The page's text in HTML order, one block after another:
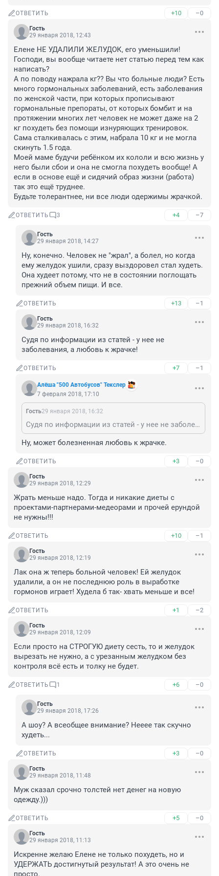
ОТВЕТИТЬ +10 –0
Гость
29 января 2018, 12:43
Елене НЕ УДАЛИЛИ ЖЕЛУДОК, его уменьшили!
Господи, вы вообще читаете нет статью перед тем как
написать?
А по поводу нажрала кг?? Вы что больные люди? Есть
много гормональных заболеваний, есть заболевания
по женской части, при которых прописывают
гормональные препораты, от которых бомбит и на
протяжении многих лет человек не может даже на 2
кг похудеть без помощи изнуряющих тренировок.
Сама сталкивалась с этим, набрала 10 кг и не могла
скинуть 1.5 года.
Моей маме будучи ребёнком их кололи и всю жизнь у
него были сбои и она не смогла похудеть вообще! А
если в основе ещё и сидячий образ жизни (работа)
так это ещё труднее.
Будьте толерантнее, ни все люди одержимы жрачкой.
ОТВЕТИТЬ 3 +4 –7
Гость
29 января 2018, 14:27
Ну, конечно. Человек не "жрал", а болел, но когда
ему желудок ушили, сразу выздоровел стал худеть.
Она худеет потому, что не в состоянии поглощать
прежний объем пищи. И все.
ОТВЕТИТЬ +13 –1
Гость
29 января 2018, 16:32
Судя по информации из статей - у нее не
заболевания, а любовь к жрачке!
ОТВЕТИТЬ +7 –1
Алёша "500 Автобусов" Текслер
7 февраля 2018, 17:10
Гость29 января 2018, 16:32
Судя по информации из статей - у нее не заболевания, а любовь к жрачке!
Ну, может болезненная любовь к жрачке.
ОТВЕТИТЬ +3 –0
Гость
29 января 2018, 12:29
Жрать меньше надо. Тогда и никакие диеты с
проектами-партнерами-медеорами и прочей ерундой
не нужны!!!
ОТВЕТИТЬ +10 –1
Гость
29 января 2018, 12:19
Лак она ж теперь больной человек! Ей желудок
удалили, а он не последнюю роль в выработке
гормонов играет! Худела б так- хвать меньше и все!
ОТВЕТИТЬ +1 –2
Гость
29 января 2018, 12:09
Если просто на СТРОГУЮ диету сесть, то и желудок
вырезать не нужно, а с урезанным желудком без
контроля всё есть и толку не будет.
ОТВЕТИТЬ 1 +6 –0
Гость
29 января 2018, 17:26
А шоу? А всеобщее внимание? Нееее так скучно
худеть...
ОТВЕТИТЬ +3 –0
Гость
29 января 2018, 11:48
Муж сказал срочно толстей нет денег на новую
одежду.)))
ОТВЕТИТЬ +5 –0
Гость
29 января 2018, 11:13
Искренне желаю Елене не только похудеть, но и
УДЕРЖАТЬ достигнутый результат! А это очень не
просто.